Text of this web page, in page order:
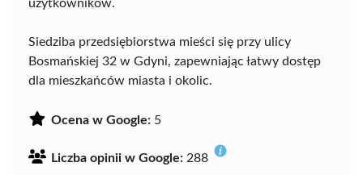
użytkowników.
Siedziba przedsiębiorstwa mieści się przy ulicy
Bosmańskiej 32 w Gdyni, zapewniając łatwy dostęp
dla mieszkańców miasta i okolic.
Ocena w Google: 5
Liczba opinii w Google: 288